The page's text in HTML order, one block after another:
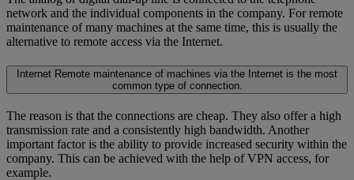
network and the individual components in the company. For remote
maintenance of many machines at the same time, this is usually the
alternative to remote access via the Internet.
Internet Remote maintenance of machines via the Internet is the most
common type of connection.
The reason is that the connections are cheap. They also offer a high
transmission rate and a consistently high bandwidth. Another
important factor is the ability to provide increased security within the
company. This can be achieved with the help of VPN access, for
example.